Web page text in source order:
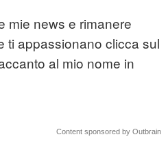
mie news e rimanere
ti appassionano clicca sul
al mio nome in
Content sponsored by Outbrain